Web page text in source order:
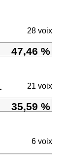
28 voix
47,46 %
21 voix
35,59 %
6 voix